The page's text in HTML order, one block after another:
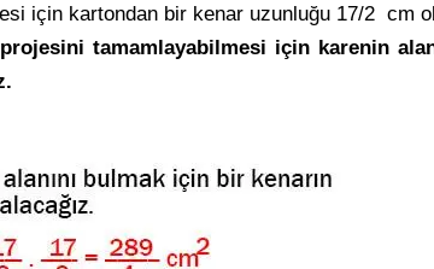
için kartondan bir kenar uzunluğu 17/2 cm
projesini tamamlayabilmesi için karenin